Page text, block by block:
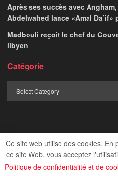
Après ses succès avec
Abdelwahed lance «Amal Da’if»
Madbouli reçoit le chef du
libyen
Catégorie
Le Progres ©2024 - Admined by Digital
Ce site web utilise des cookies. En
ce site Web, vous acceptez
Politique de confidentialité et de